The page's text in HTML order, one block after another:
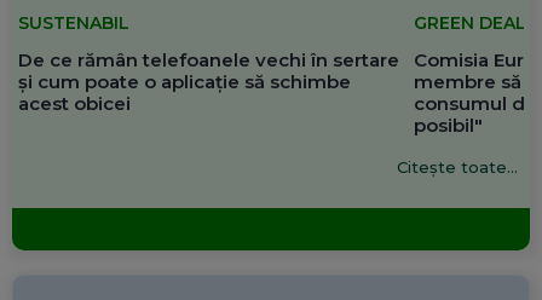
SUSTENABIL
De ce rămân telefoanele vechi în sertare
și cum poate o aplicație să schimbe
acest obicei
GREEN DEAL
Comisia
membre să
consumul de
posibil"
Citește toate...